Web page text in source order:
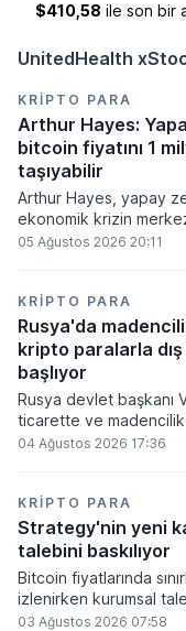
$410,58 ile son bir
UnitedHealth
KRIPTO PARA
Arthur Hayes:
bitcoin fiyatını 1
taşıyabilir
Arthur Hayes, yapay
ekonomik krizin
basmaya
kayıplarının
küresel likidite artışına
ve bitcoinin bu süreçte
varlık olacağı vurguladı.
05 Ağustos 2026 20:11
KRIPTO PARA
Rusya'da
kripto paralarla
başlıyor
Rusya devlet başkanı
ticarette ve
kripto varlıkların
elde edilen dijital
altında dolaşımına ve
alımlarında
04 Ağustos 2026 17:36
KRIPTO PARA
Strategy'nin yeni
talebini baskılıyor
Bitcoin fiyatlarında
izlenirken kurumsal
piyasa dinamiklerini
03 Ağustos 2026 07:58